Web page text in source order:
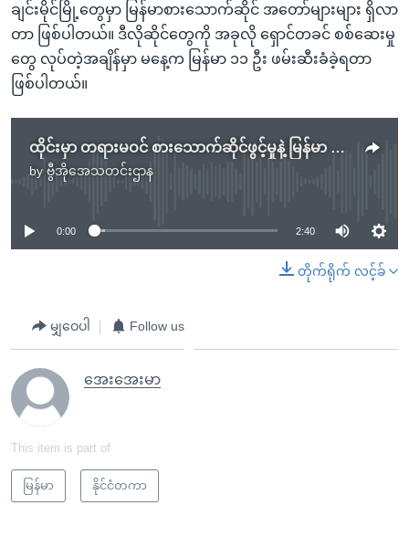
ချင်းမိုင်မြို့တွေမှာ မြန်မာစားသောက်ဆိုင် အတော်များများ ရှိလာ
တာ ဖြစ်ပါတယ်။ ဒီလိုဆိုင်တွေကို အခုလို ရှောင်တခင် စစ်ဆေးမှု
တွေ လုပ်တဲ့အချိန်မှာ မနေ့က မြန်မာ ၁၁ ဦး ဖမ်းဆီးခံခဲ့ရတာ
ဖြစ်ပါတယ်။
ထိုင်းမှာ တရားမဝင် စားသောက်ဆိုင်ဖွင့်မှုနဲ့ မြန်မာ ၁၁ ဦး ဖမ်းဆီးခံရ
by ဗွီအိုအေသတင်းဌာန
No media source currently available
0:00 2:40
တိုက်ရိုက် လင့်ခ်
မျှဝေပါ Follow us
အေးအေးမာ
This item is part of
မြန်မာ နိုင်ငံတကာ